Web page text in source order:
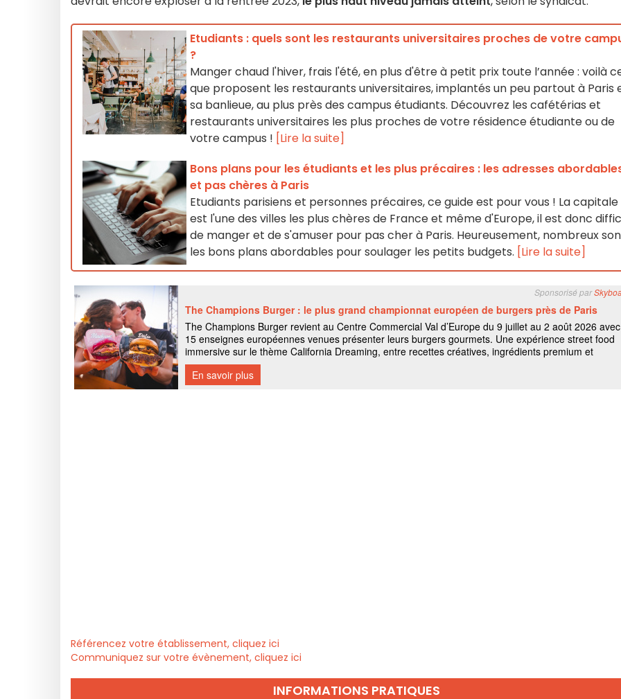
Etudiants : quels sont les restaurants universitaires proches de votre
?
Manger chaud l'hiver, frais l'été, en plus d'être à petit prix toute l’année : voilà
que proposent les restaurants universitaires, implantés un peu partout à Paris
sa banlieue, au plus près des campus étudiants. Découvrez les cafétérias et
restaurants universitaires les plus proches de votre résidence étudiante ou de
votre campus ! [Lire la suite]
Bons plans pour les étudiants et les plus précaires : les adresses
et pas chères à Paris
Etudiants parisiens et personnes précaires, ce guide est pour vous ! La capitale
est l'une des villes les plus chères de France et même d'Europe, il est donc
de manger et de s'amuser pour pas cher à Paris. Heureusement, nombreux
les bons plans abordables pour soulager les petits budgets. [Lire la suite]
Référencez votre établissement, cliquez ici
Communiquez sur votre évènement, cliquez ici
INFORMATIONS PRATIQUES